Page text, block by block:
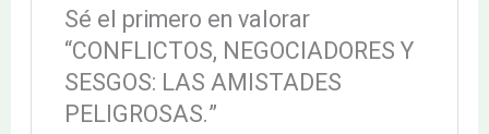
Sé el primero en valorar
“CONFLICTOS, NEGOCIADORES Y
SESGOS: LAS AMISTADES
PELIGROSAS.”